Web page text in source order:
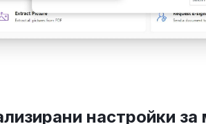
настройки за